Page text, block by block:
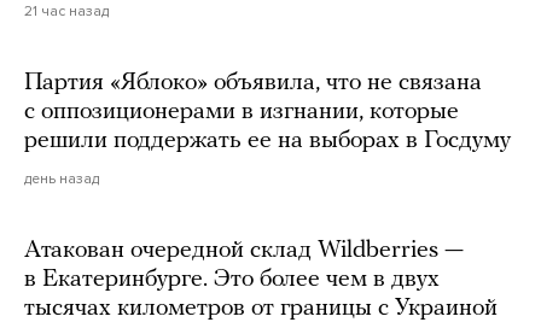
21 час назад
Партия «Яблоко» объявила, что не связана
с оппозиционерами в изгнании, которые
решили поддержать ее на выборах в Госдуму
день назад
Атакован очередной склад Wildberries —
в Екатеринбурге. Это более чем в двух
тысячах километров от границы с Украиной